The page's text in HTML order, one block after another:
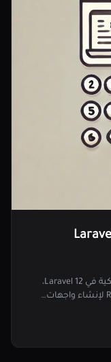
تعلم كيفية إنشاء المسارات الثابتة والديناميكية في Laravel 12،